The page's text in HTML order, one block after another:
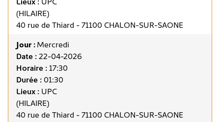
(HILAIRE)
40 rue de Thiard - 71100 CHALON-SUR-SAONE
Jour :Mercredi
Date :22-04-2026
Horaire :17:30
Durée :01:30
Lieux : UPC
(HILAIRE)
40 rue de Thiard - 71100 CHALON-SUR-SAONE